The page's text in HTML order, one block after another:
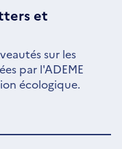
et
sur les
par l'ADEME
écologique.